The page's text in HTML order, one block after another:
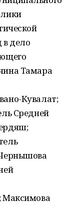
в дело
Тамара
Кувалат;
Средней
Максимова